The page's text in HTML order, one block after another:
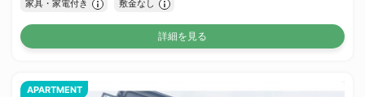
家具・家電付き 敷金なし
詳細を見る
APARTMENT